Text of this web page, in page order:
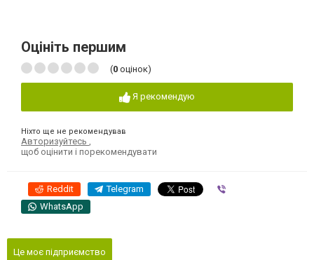
Оцініть першим
(0 оцінок)
Я рекомендую
Ніхто ще не рекомендував
Авторизуйтесь
щоб оцінити і порекомендувати
Reddit Telegram
WhatsApp
Це моє підприємство